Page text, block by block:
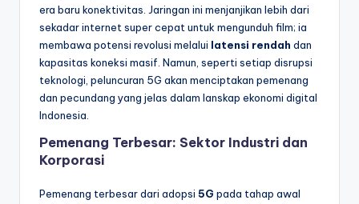
era baru konektivitas. Jaringan ini menjanjikan lebih dari
sekadar internet super cepat untuk mengunduh film; ia
membawa potensi revolusi melalui latensi rendah dan
kapasitas koneksi masif. Namun, seperti setiap disrupsi
teknologi, peluncuran 5G akan menciptakan pemenang
dan pecundang yang jelas dalam lanskap ekonomi digital
Indonesia.
Pemenang Terbesar: Sektor Industri dan
Korporasi
Pemenang terbesar dari adopsi 5G pada tahap awal